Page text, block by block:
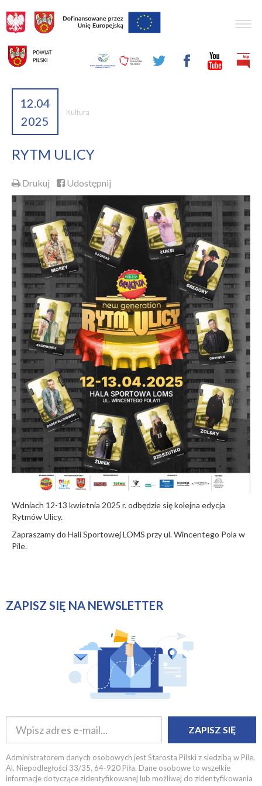
12.04
2025
Kultura
RYTM ULICY
Drukuj Udostępnij
Wdniach 12-13 kwietnia 2025 r. odbędzie się kolejna edycja
Rytmów Ulicy.
Zapraszamy do Hali Sportowej LOMS przy ul. Wincentego Pola w
Pile.
ZAPISZ SIĘ NA NEWSLETTER
ZAPISZ SIĘ
Administratorem danych osobowych jest Starosta Pilski z siedzibą w Pile,
Al. Niepodległości 33/35, 64-920 Piła. Dane osobowe to wszelkie
informacje dotyczące zidentyfikowanej lub możliwej do zidentyfikowania